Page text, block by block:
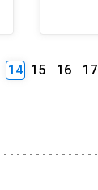
14 15 16 17